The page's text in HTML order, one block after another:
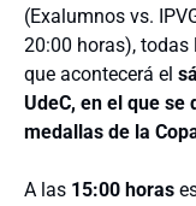
(Exalumnos vs.
20:00 horas),
que acontecerá el
UdeC, en el que
medallas de la
A las 15:00 horas